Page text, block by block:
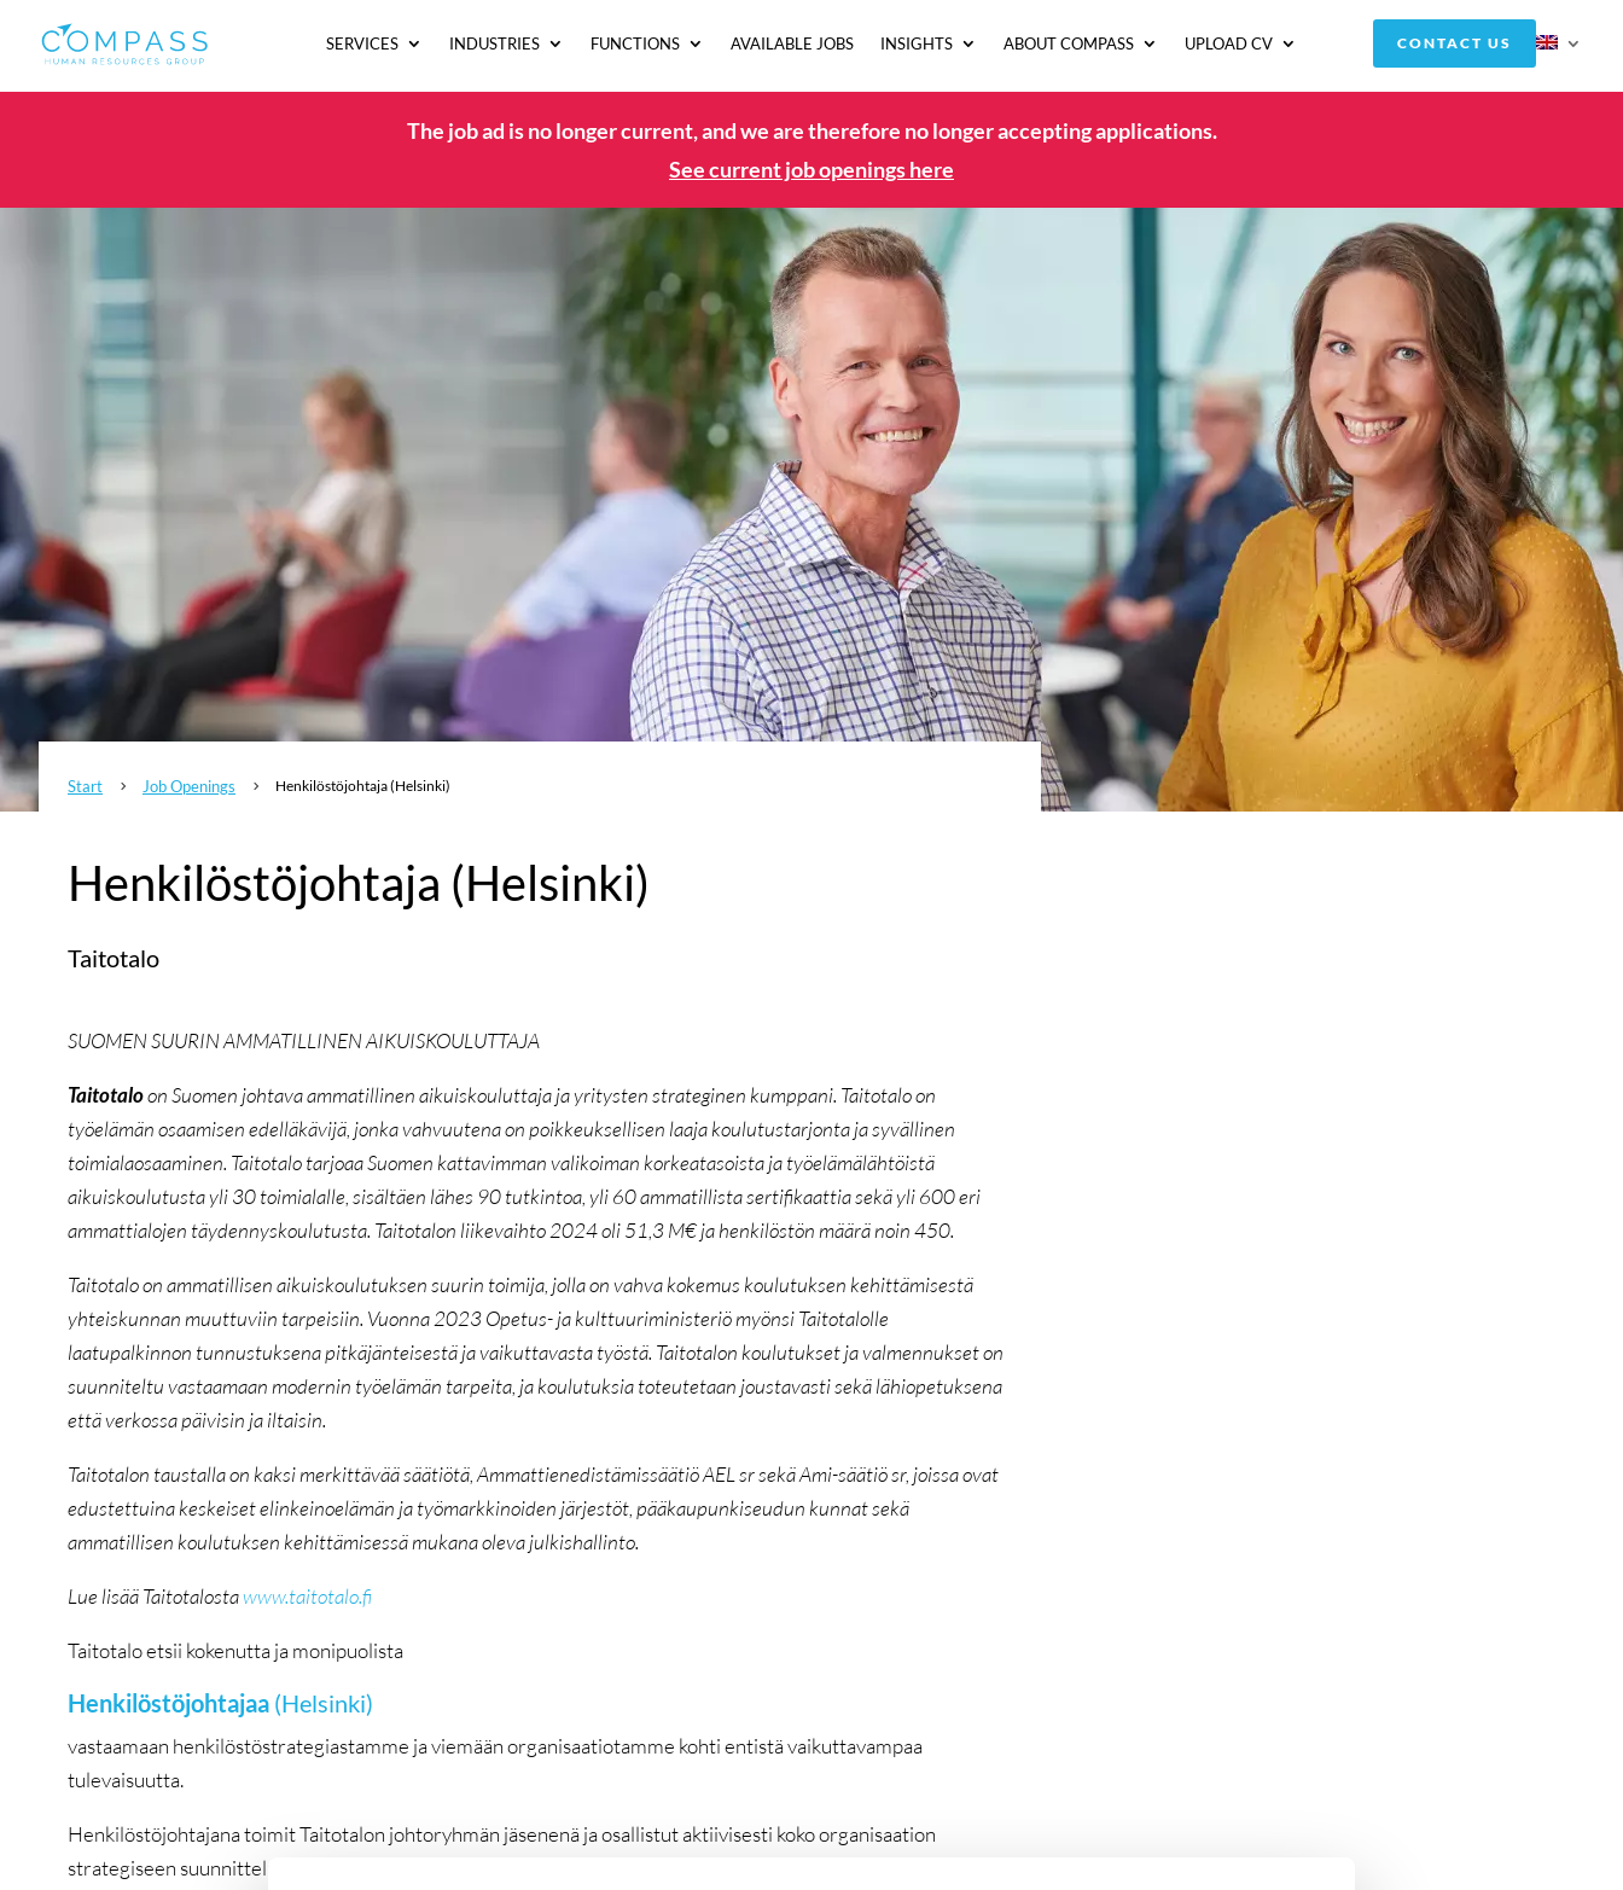
SERVICES INDUSTRIES FUNCTIONS AVAILABLE JOBS INSIGHTS ABOUT COMPASS UPLOAD CV CONTACT US
The job ad is no longer current, and we are therefore no longer accepting applications.
See current job openings here
Start 5 Job Openings 5 Henkilöstöjohtaja (Helsinki)
Henkilöstöjohtaja (Helsinki)
Taitotalo
SUOMEN SUURIN AMMATILLINEN AIKUISKOULUTTAJA
Taitotaloon Suomen johtava ammatillinen aikuiskouluttaja ja yritysten strateginen kumppani. Taitotalo on
työelämän osaamisen edelläkävijä, jonka vahvuutena on poikkeuksellisen laaja koulutustarjonta ja syvällinen
toimialaosaaminen. Taitotalo tarjoaa Suomen kattavimman valikoiman korkeatasoista ja työelämälähtöistä
aikuiskoulutusta yli 30 toimialalle, sisältäen lähes 90 tutkintoa, yli 60 ammatillista sertifikaattia sekä yli 600 eri
ammattialojen täydennyskoulutusta. Taitotalon liikevaihto 2024 oli 51,3 M€ ja henkilöstön määrä noin 450.
Taitotalo on ammatillisen aikuiskoulutuksen suurin toimija, jolla on vahva kokemus koulutuksen kehittämisestä
yhteiskunnan muuttuviin tarpeisiin. Vuonna 2023 Opetus- ja kulttuuriministeriö myönsi Taitotalolle
laatupalkinnon tunnustuksena pitkäjänteisestä ja vaikuttavasta työstä. Taitotalon koulutukset ja valmennukset on
suunniteltu vastaamaan modernin työelämän tarpeita, ja koulutuksia toteutetaan joustavasti sekä lähiopetuksena
että verkossa päivisin ja iltaisin.
Taitotalon taustalla on kaksi merkittävää säätiötä, Ammattienedistämissäätiö AEL sr sekä Ami-säätiö sr, joissa ovat
edustettuina keskeiset elinkeinoelämän ja työmarkkinoiden järjestöt, pääkaupunkiseudun kunnat sekä
ammatillisen koulutuksen kehittämisessä mukana oleva julkishallinto.
Lue lisää Taitotalostawww.taitotalo.fi
Taitotalo etsii kokenutta ja monipuolista
Henkilöstöjohtajaa (Helsinki)
vastaamaan henkilöstöstrategiastamme ja viemään organisaatiotamme kohti entistä vaikuttavampaa
tulevaisuutta.
Henkilöstöjohtajana toimit Taitotalon johtoryhmän jäsenenä ja osallistut aktiivisesti koko organisaation
strategiseen suunnitteluun ja kehittämiseen. Vastaat henkilöstöjohtamisesta organisaation kaikilla tasoilla ja